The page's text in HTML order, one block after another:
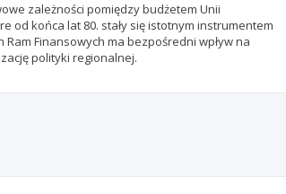
zależności pomiędzy budżetem Unii
od końca lat 80. stały się istotnym instrumentem
Finansowych ma bezpośredni wpływ na
polityki regionalnej.